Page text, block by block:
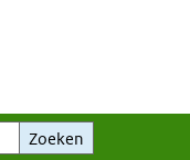
Zoeken